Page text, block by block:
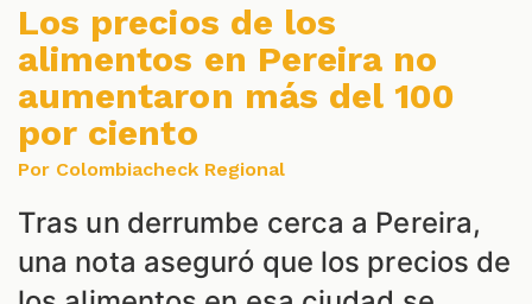
Los precios de los
alimentos en Pereira no
aumentaron más del 100
por ciento
Por Colombiacheck Regional
Tras un derrumbe cerca a Pereira,
una nota aseguró que los precios de